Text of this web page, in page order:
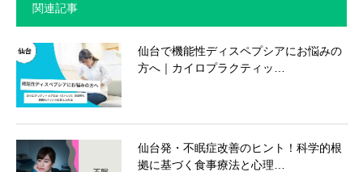
関連記事
仙台で機能性ディスペプシアにお悩みの
方へ｜カイロプラクティッ…
仙台発・不眠症改善のヒント！科学的根
拠に基づく食事療法と心理…